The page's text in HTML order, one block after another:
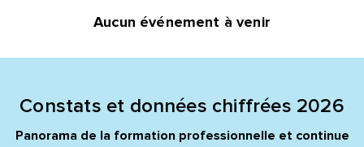
Aucun événement à venir
Constats et données chiffrées 2026
Panorama de la formation professionnelle et continue
Quelle est la pertinence de cette page?